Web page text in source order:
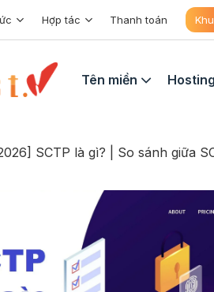
Hợp tác Thanh toán
Tên miền Hosting
SCTP là gì? | So sánh giữa